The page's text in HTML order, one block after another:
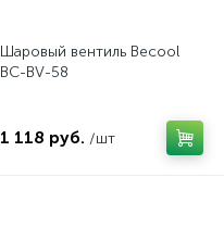
Шаровый вентиль Becool
BC-BV-58
1 118 руб. /шт